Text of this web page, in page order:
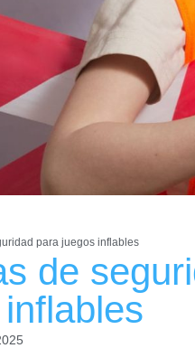
para juegos inflables
de